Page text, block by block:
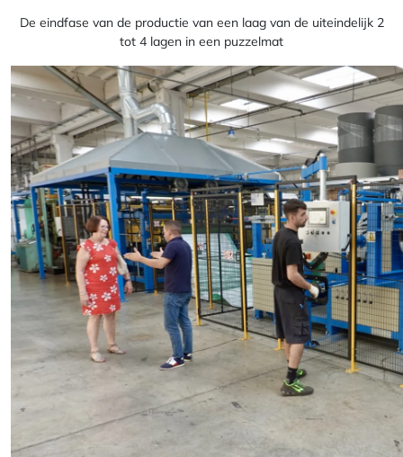
De eindfase van de productie van een laag van de uiteindelijk 2
tot 4 lagen in een puzzelmat